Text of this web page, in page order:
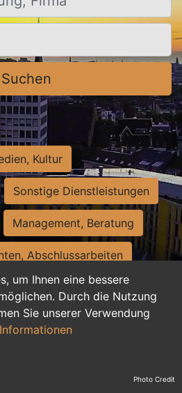
um Ihnen eine bessere
Durch die Nutzung
Sie unserer Verwendung
Suchen
Kultur
Sonstige Dienstleistungen
Management, Beratung
Abschlussarbeiten
Sekretariat
Nebenjobs
duale Ausbildung Photo Credit